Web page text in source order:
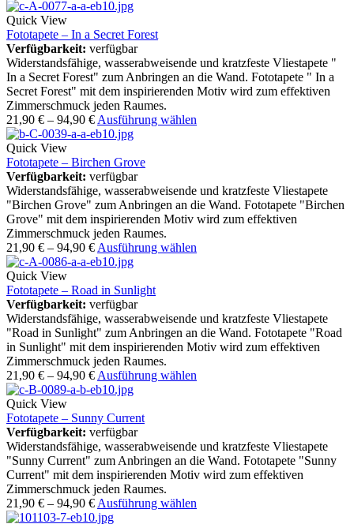
Quick View
Fototapete – In a Secret Forest
Verfügbarkeit: verfügbar
Widerstandsfähige, wasserabweisende und kratzfeste Vliestapete "
In a Secret Forest" zum Anbringen an die Wand. Fototapete " In a
Secret Forest" mit dem inspirierenden Motiv wird zum effektiven
Zimmerschmuck jeden Raumes.
21,90 € – 94,90 € Ausführung wählen
Quick View
Fototapete – Birchen Grove
Verfügbarkeit: verfügbar
Widerstandsfähige, wasserabweisende und kratzfeste Vliestapete
"Birchen Grove" zum Anbringen an die Wand. Fototapete "Birchen
Grove" mit dem inspirierenden Motiv wird zum effektiven
Zimmerschmuck jeden Raumes.
21,90 € – 94,90 € Ausführung wählen
Quick View
Fototapete – Road in Sunlight
Verfügbarkeit: verfügbar
Widerstandsfähige, wasserabweisende und kratzfeste Vliestapete
"Road in Sunlight" zum Anbringen an die Wand. Fototapete "Road
in Sunlight" mit dem inspirierenden Motiv wird zum effektiven
Zimmerschmuck jeden Raumes.
21,90 € – 94,90 € Ausführung wählen
Quick View
Fototapete – Sunny Current
Verfügbarkeit: verfügbar
Widerstandsfähige, wasserabweisende und kratzfeste Vliestapete
"Sunny Current" zum Anbringen an die Wand. Fototapete "Sunny
Current" mit dem inspirierenden Motiv wird zum effektiven
Zimmerschmuck jeden Raumes.
21,90 € – 94,90 € Ausführung wählen